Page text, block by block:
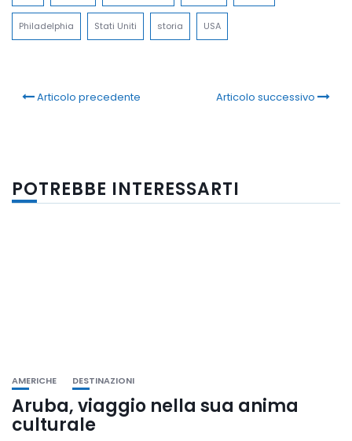
Philadelphia Stati Uniti storia USA
Articolo precedente Articolo successivo
POTREBBE INTERESSARTI
AMERICHE DESTINAZIONI
Aruba, viaggio nella sua anima
culturale